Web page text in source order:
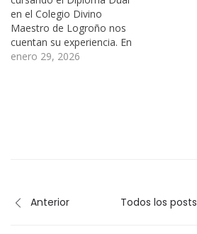
en el Colegio Divino
Maestro de Logroño nos
cuentan su experiencia. En
este vídeo nos explican en
enero 29, 2026
Anterior Todos los posts